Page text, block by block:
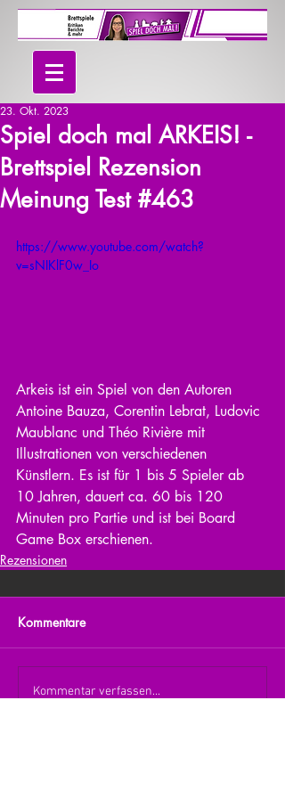
Spiel doch mal ARKEIS! -
Brettspiel Rezension
Meinung Test #463
23. Okt. 2023
https://www.youtube.com/watch?
v=sNIKlF0w_Io
Arkeis ist ein Spiel von den Autoren
Antoine Bauza, Corentin Lebrat, Ludovic
Maublanc und Théo Rivière mit
Illustrationen von verschiedenen
Künstlern. Es ist für 1 bis 5 Spieler ab
10 Jahren, dauert ca. 60 bis 120
Minuten pro Partie und ist bei Board
Game Box erschienen.
Rezensionen
Kommentare
Kommentar verfassen...